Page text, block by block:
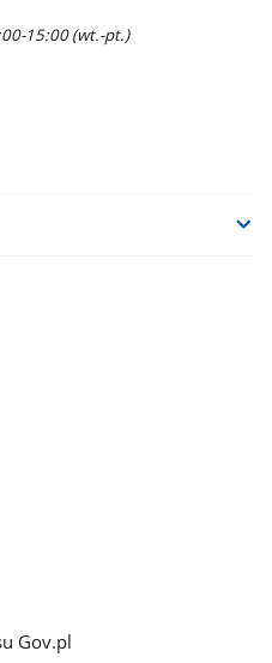
15:00 (wt.-pt.)
Gov.pl